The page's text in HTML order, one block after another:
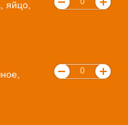
яйцо,